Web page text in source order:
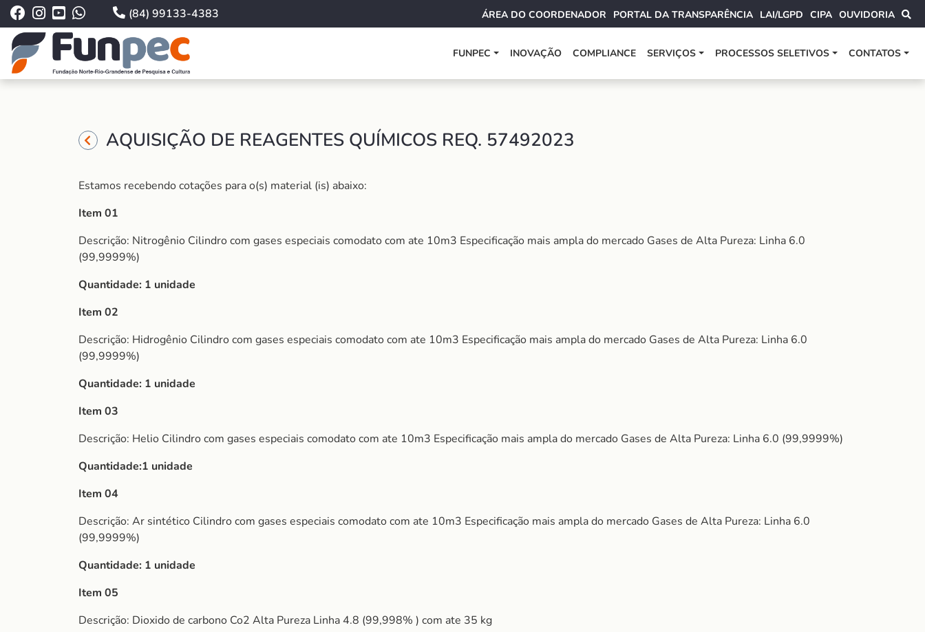
(84) 99133-4383 ÁREA DO COORDENADOR PORTAL DA TRANSPARÊNCIA LAI/LGPD CIPA OUVIDORIA
FUNPEC INOVAÇÃO COMPLIANCE SERVIÇOS PROCESSOS SELETIVOS CONTATOS
AQUISIÇÃO DE REAGENTES QUÍMICOS REQ. 57492023
Estamos recebendo cotações para o(s) material (is) abaixo:
Item 01
Descrição: Nitrogênio Cilindro com gases especiais comodato com ate 10m3 Especificação mais ampla do mercado Gases de Alta Pureza: Linha 6.0
(99,9999%)
Quantidade: 1 unidade
Item 02
Descrição: Hidrogênio Cilindro com gases especiais comodato com ate 10m3 Especificação mais ampla do mercado Gases de Alta Pureza: Linha 6.0
(99,9999%)
Quantidade: 1 unidade
Item 03
Descrição: Helio Cilindro com gases especiais comodato com ate 10m3 Especificação mais ampla do mercado Gases de Alta Pureza: Linha 6.0 (99,9999%)
Quantidade:1 unidade
Item 04
Descrição: Ar sintético Cilindro com gases especiais comodato com ate 10m3 Especificação mais ampla do mercado Gases de Alta Pureza: Linha 6.0
(99,9999%)
Quantidade: 1 unidade
Item 05
Descrição: Dioxido de carbono Co2 Alta Pureza Linha 4.8 (99,998% ) com ate 35 kg